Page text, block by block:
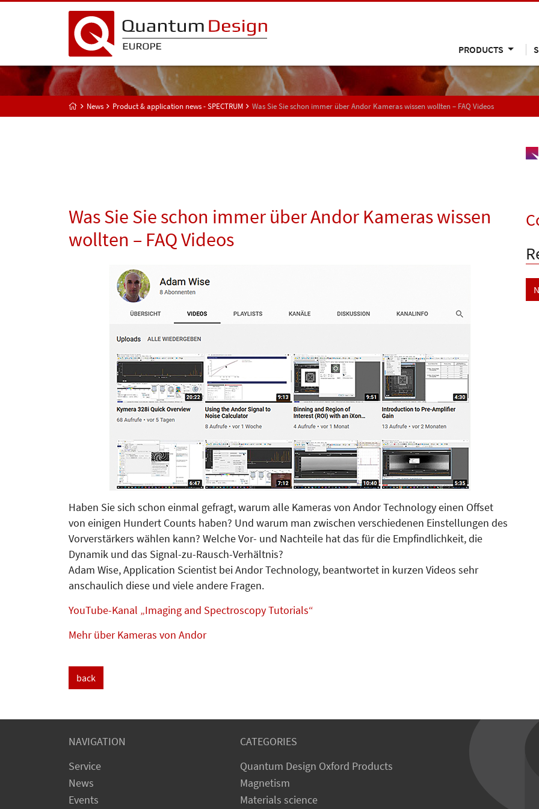
PRODUCTS
News Product & application news - SPECTRUM Was Sie Sie schon immer über Andor Kameras wissen wollten – FAQ Videos
Was Sie Sie schon immer über Andor Kameras wissen
wollten – FAQ Videos
Haben Sie sich schon einmal gefragt, warum alle Kameras von Andor Technology einen Offset
von einigen Hundert Counts haben? Und warum man zwischen verschiedenen Einstellungen des
Vorverstärkers wählen kann? Welche Vor- und Nachteile hat das für die Empfindlichkeit, die
Dynamik und das Signal-zu-Rausch-Verhältnis?
Adam Wise, Application Scientist bei Andor Technology, beantwortet in kurzen Videos sehr
anschaulich diese und viele andere Fragen.
YouTube-Kanal „Imaging and Spectroscopy Tutorials“
Mehr über Kameras von Andor
back
NAVIGATION
Service
News
Events
CATEGORIES
Quantum Design Oxford Products
Magnetism
Materials science